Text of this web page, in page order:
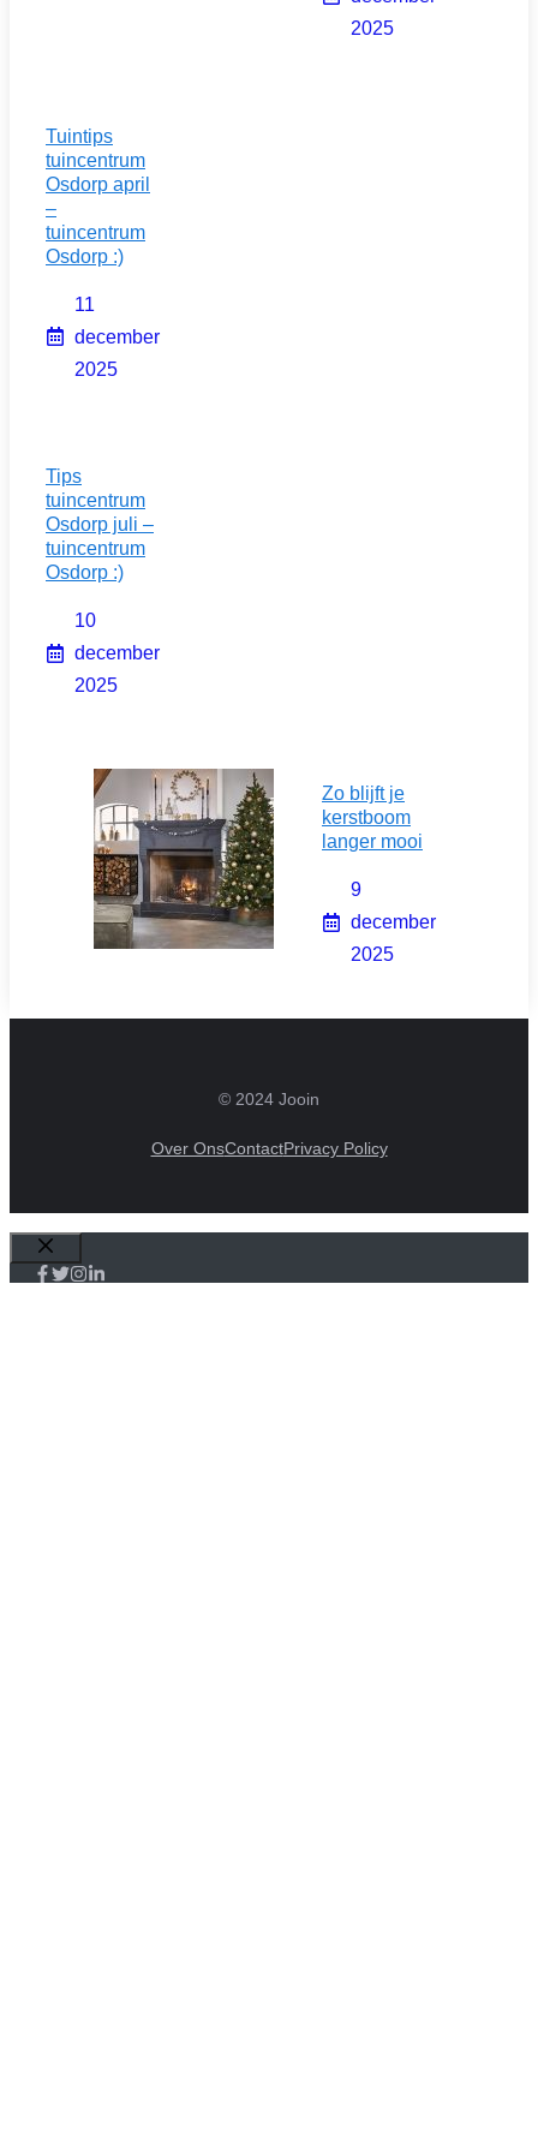
2025
Tuintips
tuincentrum
Osdorp april
–
tuincentrum
Osdorp :)
11
december
2025
Tips
tuincentrum
Osdorp juli –
tuincentrum
Osdorp :)
10
december
2025
Zo blijft je
kerstboom
langer mooi
9
december
2025
© 2024 Jooin
Over OnsContactPrivacy Policy
Sluiten